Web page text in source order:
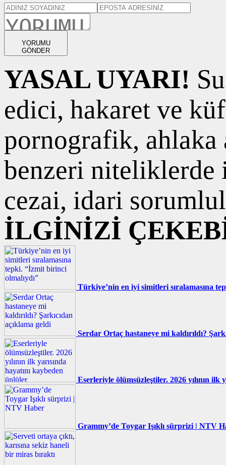
YORUMU
GÖNDER
YASAL UYARI!
edici, hakaret ve
pornografik, ahlaka
benzeri niteliklerde
cezai, idari
İLGİNİZİ
Türkiye’nin en iyi simitleri sıralamasına
Serdar Ortaç hastaneye mi kaldırıldı?
Eserleriyle ölümsüzleştiler. 2026 yılının ilk
Grammy’de Toygar Işıklı sürprizi | NTV